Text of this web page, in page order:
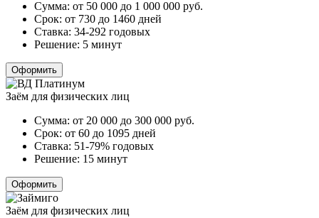
Сумма: от 50 000 до 1 000 000 руб.
Срок: от 730 до 1460 дней
Ставка: 34-292 годовых
Решение: 5 минут
Оформить
Заём для физических лиц
Сумма: от 20 000 до 300 000 руб.
Срок: от 60 до 1095 дней
Ставка: 51-79% годовых
Решение: 15 минут
Оформить
Заём для физических лиц